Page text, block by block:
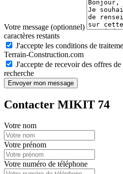
Votre message (optionnel)
caractères restants
J'accepte les conditions de
Terrain-Construction.com
J'accepte de recevoir des offres
recherche
Envoyer mon message
Contacter MIKIT 74
Votre nom
Votre prénom
Votre numéro de téléphone